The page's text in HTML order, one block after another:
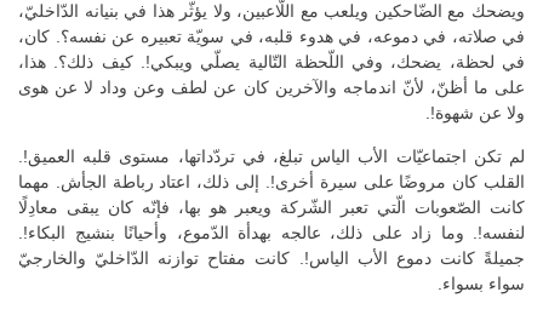
ويضحك مع الضّاحكين ويلعب مع اللّاعبين، ولا يؤثّر هذا في بنيانه الدّاخليّ،
في صلاته، في دموعه، في هدوء قلبه، في سويّة تعبيره عن نفسه؟. كان،
في لحظة، يضحك، وفي اللّحظة التّالية يصلّي ويبكي!. كيف ذلك؟. هذا،
على ما أظنّ، لأنّ اندماجه والآخرين كان عن لطف وعن وداد لا عن هوى
ولا عن شهوة!.
لم تكن اجتماعيّات الأب الياس تبلغ، في تردّداتها، مستوى قلبه العميق!.
القلب كان مروضًا على سيرة أخرى!. إلى ذلك، اعتاد رباطة الجأش. مهما
كانت الصّعوبات الّتي تعبر الشّركة ويعبر هو بها، فإنّه كان يبقى معادِلًا
لنفسه!. وما زاد على ذلك، عالجه بهدأة الدّموع، وأحيانًا بنشيج البكاء!.
جميلةً كانت دموع الأب الياس!. كانت مفتاح توازنه الدّاخليّ والخارجيّ
سواء بسواء.